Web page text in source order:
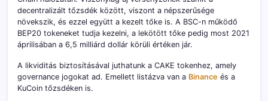
decentralizált tőzsdék között, viszont a népszerűsége
növekszik, és ezzel együtt a kezelt tőke is. A BSC-n működő
BEP20 tokeneket tudja kezelni, a lekötött tőke pedig most 2021
áprilisában a 6,5 milliárd dollár körüli értéken jár.
A likviditás biztosításával juthatunk a CAKE tokenhez, amely
governance jogokat ad. Emellett listázva van a Binance és a
KuCoin tőzsdéken is.